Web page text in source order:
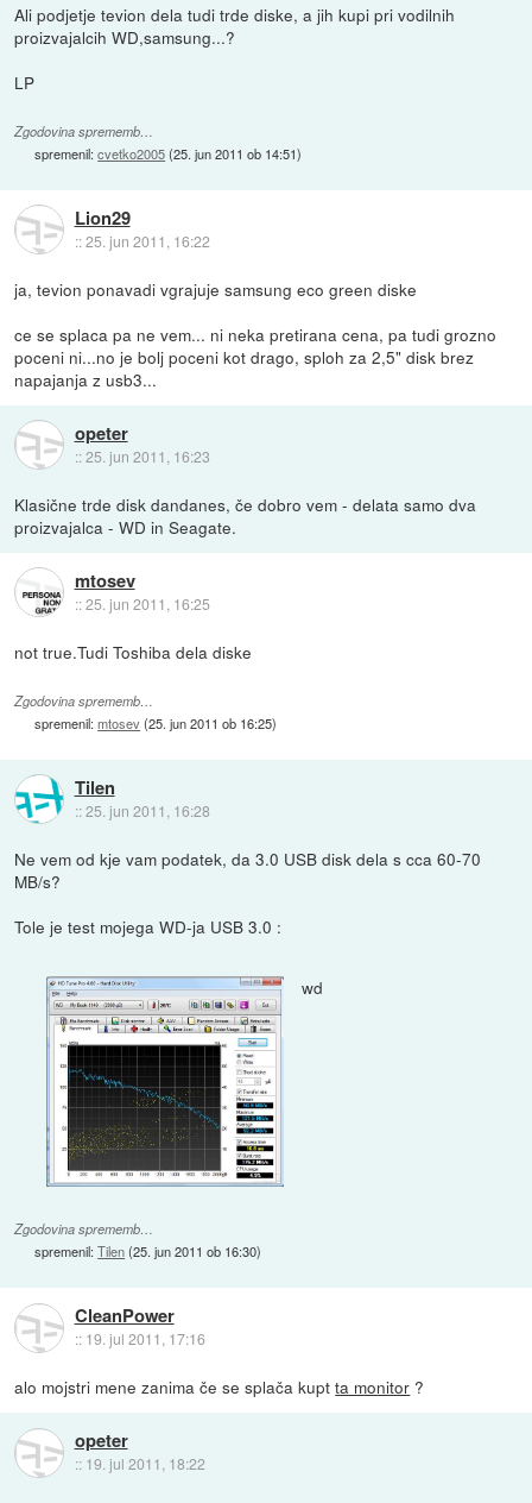
Ali podjetje tevion dela tudi trde diske, a jih kupi pri vodilnih
proizvajalcih WD,samsung...?
LP
Zgodovina sprememb…
spremenil:cvetko2005(25. jun 2011 ob 14:51)
Lion29
::25. jun 2011, 16:22
ja, tevion ponavadi vgrajuje samsung eco green diske
ce se splaca pa ne vem... ni neka pretirana cena, pa tudi grozno
poceni ni...no je bolj poceni kot drago, sploh za 2,5" disk brez
napajanja z usb3...
opeter
::25. jun 2011, 16:23
Klasične trde disk dandanes, če dobro vem - delata samo dva
proizvajalca - WD in Seagate.
mtosev
::25. jun 2011, 16:25
not true.Tudi Toshiba dela diske
Zgodovina sprememb…
spremenil:mtosev(25. jun 2011 ob 16:25)
Tilen
::25. jun 2011, 16:28
Ne vem od kje vam podatek, da 3.0 USB disk dela s cca 60-70
MB/s?
Tole je test mojega WD-ja USB 3.0 :
wd
Zgodovina sprememb…
spremenil:Tilen(25. jun 2011 ob 16:30)
CleanPower
:: 19. jul 2011, 17:16
alo mojstri mene zanima če se splača kuptta monitor ?
opeter
:: 19. jul 2011, 18:22